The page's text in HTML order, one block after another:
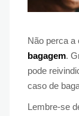
Não perca a
bagagem.
pode
caso de
Lembre-se